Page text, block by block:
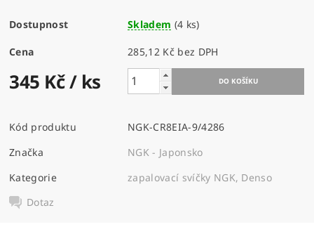
Dostupnost Skladem (4 ks)
Cena 285,12 Kč bez DPH
345 Kč/ ks
Kód produktu
NGK-CR8EIA-9/4286
Značka
NGK - Japonsko
Kategorie
zapalovací svíčky NGK, Denso
Dotaz